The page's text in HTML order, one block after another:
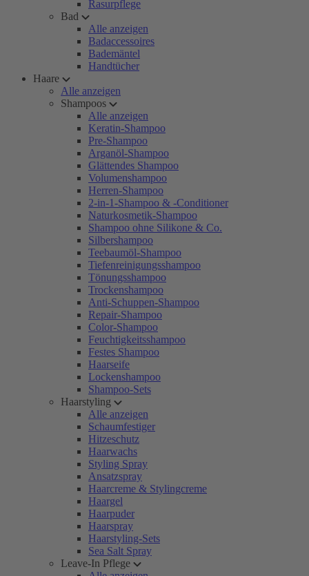
Rasurpflege
Bad
Alle anzeigen
Badaccessoires
Bademäntel
Handtücher
Haare
Alle anzeigen
Shampoos
Alle anzeigen
Keratin-Shampoo
Pre-Shampoo
Arganöl-Shampoo
Glättendes Shampoo
Volumenshampoo
Herren-Shampoo
2-in-1-Shampoo & -Conditioner
Naturkosmetik-Shampoo
Shampoo ohne Silikone & Co.
Silbershampoo
Teebaumöl-Shampoo
Tiefenreinigungsshampoo
Tönungsshampoo
Trockenshampoo
Anti-Schuppen-Shampoo
Repair-Shampoo
Color-Shampoo
Feuchtigkeitsshampoo
Festes Shampoo
Haarseife
Lockenshampoo
Shampoo-Sets
Haarstyling
Alle anzeigen
Schaumfestiger
Hitzeschutz
Haarwachs
Styling Spray
Ansatzspray
Haarcreme & Stylingcreme
Haargel
Haarpuder
Haarspray
Haarstyling-Sets
Sea Salt Spray
Leave-In Pflege